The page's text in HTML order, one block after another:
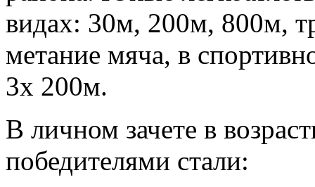
видах: 30м, 200м, 800м,
метание мяча, в
3х 200м.
В личном зачете в
победителями стали: